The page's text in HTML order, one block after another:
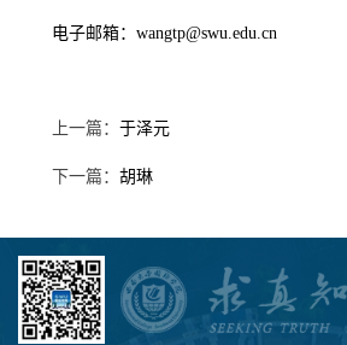
电子邮箱： wangtp@swu.edu.cn
上一篇： 于泽元
下一篇： 胡琳